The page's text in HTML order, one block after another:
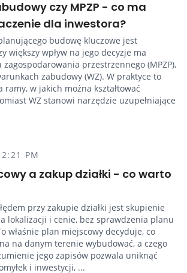
czy MPZP - co ma
dla inwestora?
budowę kluczowe jest
większy wpływ na jego decyzje ma
przestrzennego (MPZP),
zabudowy (WZ). W praktyce to
ramy, w jakich można kształtować
WZ stanowi narzędzie uzupełniające
PM
a zakup działki - co warto
przy zakupie działki jest skupienie
lokalizacji i cenie, bez sprawdzenia planu
właśnie plan miejscowy decyduje, co
na danym terenie wybudować, a czego
jego zapisów pozwala uniknąć
i inwestycji, ...